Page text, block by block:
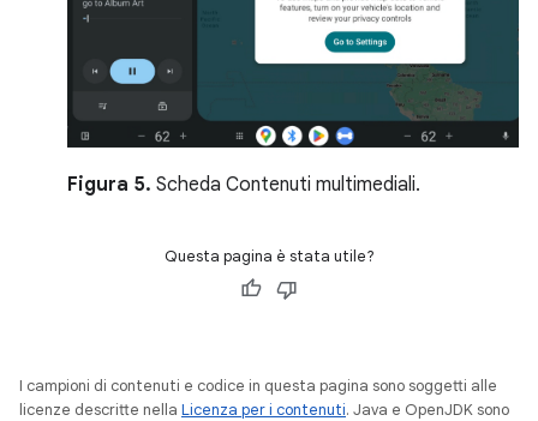
Figura 5. Scheda Contenuti multimediali.
Questa pagina è stata utile?
I campioni di contenuti e codice in questa pagina sono soggetti alle
licenze descritte nella Licenza per i contenuti. Java e OpenJDK sono